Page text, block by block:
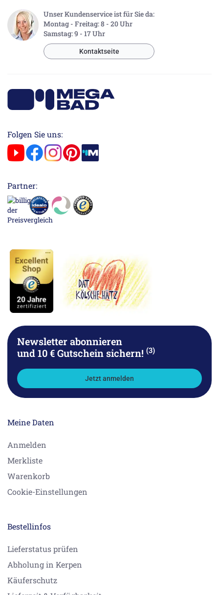
Unser Kundenservice ist für Sie da:
Montag - Freitag: 8 - 20 Uhr
Samstag: 9 - 17 Uhr
Kontaktseite
Folgen Sie uns:
Partner:
Newsletter abonnieren
und 10 € Gutschein sichern! (3)
Jetzt anmelden
Meine Daten
Anmelden
Merkliste
Warenkorb
Cookie-Einstellungen
Bestellinfos
Lieferstatus prüfen
Abholung in Kerpen
Käuferschutz